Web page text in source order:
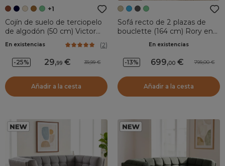
+1
Cojín de suelo de terciopelo
de algodón (50 cm) Victor
En existencias (2)
-25% 29,99 39,99
Añadir a la cesta
Sofá recto de 2 plazas de
bouclette (164 cm) Rory en
En existencias
-13% 699,00 799,00
Añadir a la cesta